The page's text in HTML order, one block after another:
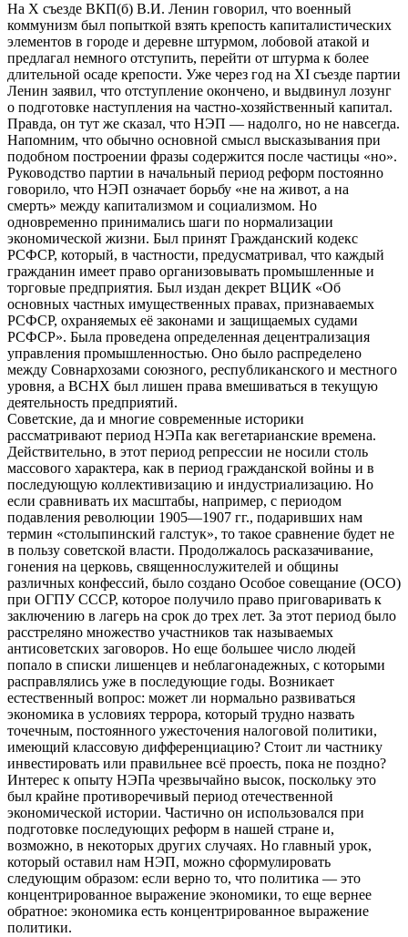
На Х съезде ВКП(б) В.И. Ленин говорил, что военный
коммунизм был попыткой взять крепость капиталистических
элементов в городе и деревне штурмом, лобовой атакой и
предлагал немного отступить, перейти от штурма к более
длительной осаде крепости. Уже через год на XI съезде партии
Ленин заявил, что отступление окончено, и выдвинул лозунг
о подготовке наступления на частно-хозяйственный капитал.
Правда, он тут же сказал, что НЭП — надолго, но не навсегда.
Напомним, что обычно основной смысл высказывания при
подобном построении фразы содержится после частицы «но».
Руководство партии в начальный период реформ постоянно
говорило, что НЭП означает борьбу «не на живот, а на
смерть» между капитализмом и социализмом. Но
одновременно принимались шаги по нормализации
экономической жизни. Был принят Гражданский кодекс
РСФСР, который, в частности, предусматривал, что каждый
гражданин имеет право организовывать промышленные и
торговые предприятия. Был издан декрет ВЦИК «Об
основных частных имущественных правах, признаваемых
РСФСР, охраняемых её законами и защищаемых судами
РСФСР». Была проведена определенная децентрализация
управления промышленностью. Оно было распределено
между Совнархозами союзного, республиканского и местного
уровня, а ВСНХ был лишен права вмешиваться в текущую
деятельность предприятий.
Советские, да и многие современные историки
рассматривают период НЭПа как вегетарианские времена.
Действительно, в этот период репрессии не носили столь
массового характера, как в период гражданской войны и в
последующую коллективизацию и индустриализацию. Но
если сравнивать их масштабы, например, с периодом
подавления революции 1905—1907 гг., подаривших нам
термин «столыпинский галстук», то такое сравнение будет не
в пользу советской власти. Продолжалось расказачивание,
гонения на церковь, священнослужителей и общины
различных конфессий, было создано Особое совещание (ОСО)
при ОГПУ СССР, которое получило право приговаривать к
заключению в лагерь на срок до трех лет. За этот период было
расстреляно множество участников так называемых
антисоветских заговоров. Но еще большее число людей
попало в списки лишенцев и неблагонадежных, с которыми
расправлялись уже в последующие годы. Возникает
естественный вопрос: может ли нормально развиваться
экономика в условиях террора, который трудно назвать
точечным, постоянного ужесточения налоговой политики,
имеющий классовую дифференциацию? Стоит ли частнику
инвестировать или правильнее всё проесть, пока не поздно?
Интерес к опыту НЭПа чрезвычайно высок, поскольку это
был крайне противоречивый период отечественной
экономической истории. Частично он использовался при
подготовке последующих реформ в нашей стране и,
возможно, в некоторых других случаях. Но главный урок,
который оставил нам НЭП, можно сформулировать
следующим образом: если верно то, что политика — это
концентрированное выражение экономики, то еще вернее
обратное: экономика есть концентрированное выражение
политики.